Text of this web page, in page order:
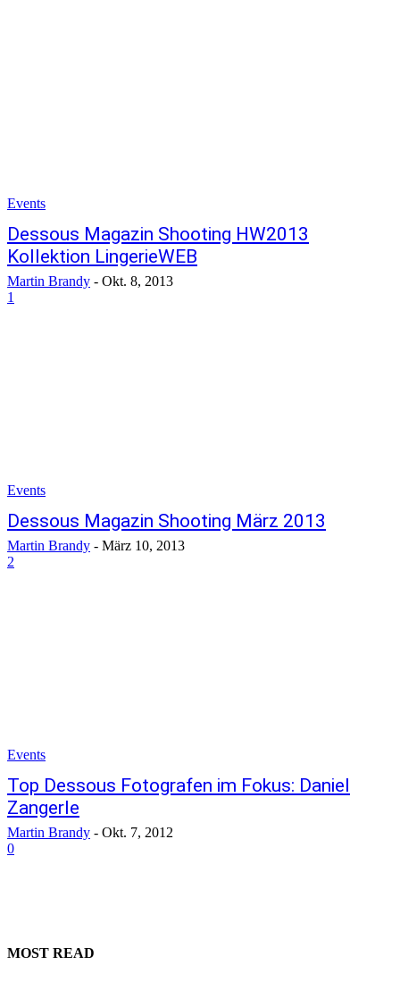
Events
Dessous Magazin Shooting HW2013
Kollektion LingerieWEB
Martin Brandy - Okt. 8, 2013
1
Events
Dessous Magazin Shooting März 2013
Martin Brandy - März 10, 2013
2
Events
Top Dessous Fotografen im Fokus: Daniel
Zangerle
Martin Brandy - Okt. 7, 2012
0
MOST READ